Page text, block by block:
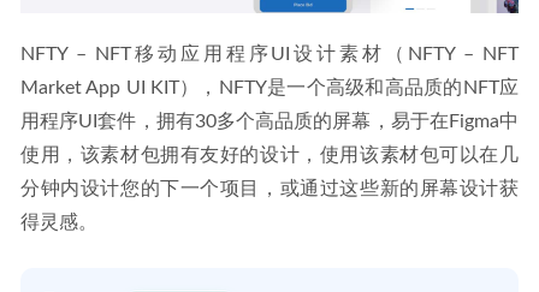
NFTY – NFT移动应用程序UI设计素材（NFTY – NFT
Market App UI KIT），NFTY是一个高级和高品质的NFT应
用程序UI套件，拥有30多个高品质的屏幕，易于在Figma中
使用，该素材包拥有友好的设计，使用该素材包可以在几
分钟内设计您的下一个项目，或通过这些新的屏幕设计获
得灵感。